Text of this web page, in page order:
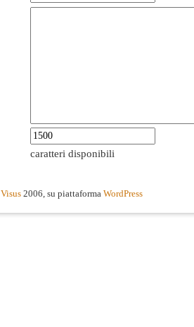
caratteri disponibili
Visus 2006, su piattaforma WordPress